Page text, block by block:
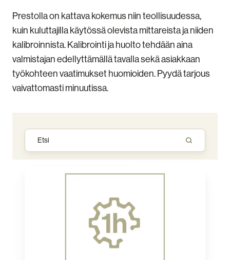
Prestolla on kattava kokemus niin teollisuudessa,
kuin kuluttajilla käytössä olevista mittareista ja niiden
kalibroinnista. Kalibrointi ja huolto tehdään aina
valmistajan edellyttämällä tavalla sekä asiakkaan
työkohteen vaatimukset huomioiden. Pyydä tarjous
vaivattomasti minuutissa.